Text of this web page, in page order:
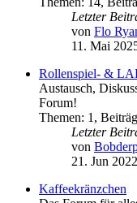
Letzter
von Flo
11. Mai
Rollenspiel- &
Austausch,
Forum!
Themen: 1 ,
Letzter
von
21. Jun
Kaffeekränzchen